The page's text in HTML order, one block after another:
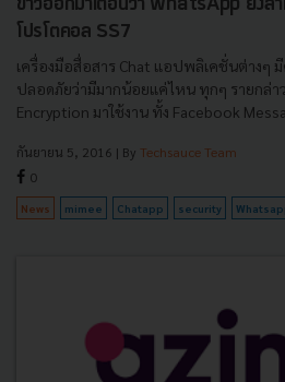
ขาวออกมาเตือนว่า WhatsApp ยังส
โปรโตคอล SS7
เครื่องมือสื่อสาร Chat แอปพลิเคชั่นต่างๆ
ปลอดภัยว่ามีมากน้อยแค่ไหน ทุกๆ รายกล่า
Encryption มาใช้งาน ทั้ง Facebook
กันยายน 5, 2016 | By Techsauce Team
0
News mimee Chatapp security